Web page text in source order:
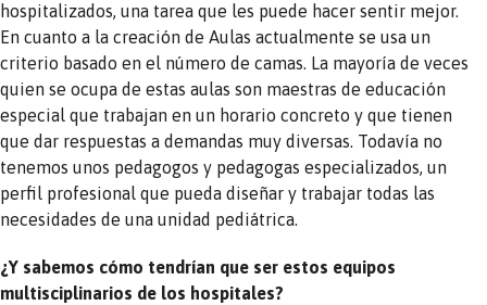
hospitalizados, una tarea que les puede hacer sentir mejor.
En cuanto a la creación de Aulas actualmente se usa un
criterio basado en el número de camas. La mayoría de veces
quien se ocupa de estas aulas son maestras de educación
especial que trabajan en un horario concreto y que tienen
que dar respuestas a demandas muy diversas. Todavía no
tenemos unos pedagogos y pedagogas especializados, un
perfil profesional que pueda diseñar y trabajar todas las
necesidades de una unidad pediátrica.
¿Y sabemos cómo tendrían que ser estos equipos
multisciplinarios de los hospitales?